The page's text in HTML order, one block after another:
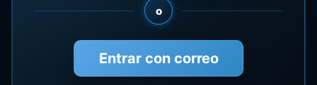
o
Entrar con correo